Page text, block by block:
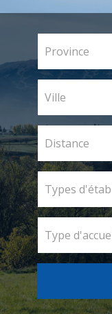
Province
Ville
Distance
Types
Type